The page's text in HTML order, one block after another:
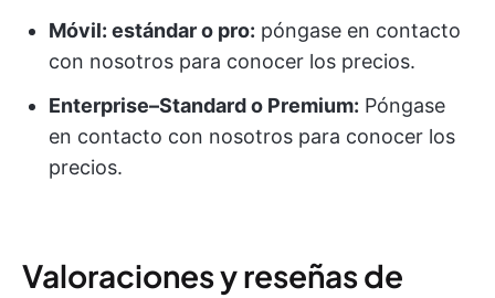
Móvil: estándar o pro: póngase en contacto
con nosotros para conocer los precios.
Enterprise–Standard o Premium: Póngase
en contacto con nosotros para conocer los
precios.
Valoraciones y reseñas de